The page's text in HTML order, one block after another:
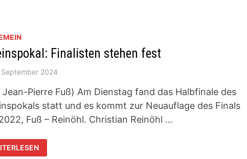
Finalisten stehen fest
September 2024
Jean-Pierre Fuß) Am Dienstag fand das Halbfinale des
statt und es kommt zur Neuauflage des Finals
Fuß – Reinöhl. Christian Reinöhl …